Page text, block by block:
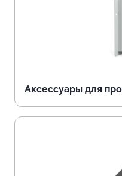
Аксессуары для